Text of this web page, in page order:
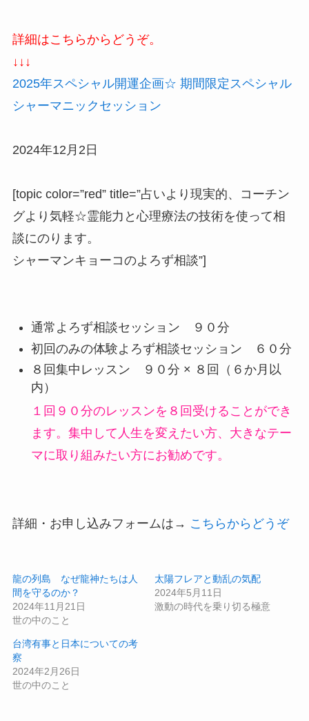
詳細はこちらからどうぞ。
↓↓↓
2025年スペシャル開運企画☆ 期間限定スペシャル
シャーマニックセッション
2024年12月2日
[topic color=”red” title=”占いより現実的、コーチン
グより気軽☆霊能力と心理療法の技術を使って相
談にのります。
シャーマンキョーコのよろず相談”]
通常よろず相談セッション ９０分
初回のみの体験よろず相談セッション ６０分
８回集中レッスン ９０分 × ８回（６か月以
内）
１回９０分のレッスンを８回受けることができ
ます。集中して人生を変えたい方、大きなテー
マに取り組みたい方にお勧めです。
詳細・お申し込みフォームは→ こちらからどうぞ
龍の列島 なぜ龍神たちは人
間を守るのか？
2024年11月21日
世の中のこと
太陽フレアと動乱の気配
2024年5月11日
激動の時代を乗り切る極意
台湾有事と日本についての考
察
2024年2月26日
世の中のこと